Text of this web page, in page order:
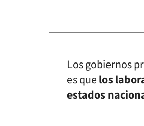
Los gobiernos
es quelos
estados